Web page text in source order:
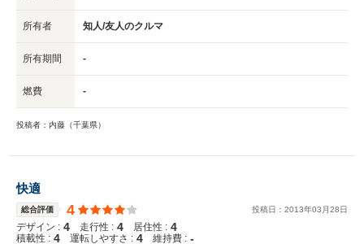
所有者 知人/友人のクルマ
所有期間 -
燃費 -
投稿者：内藤（千葉県）
快適
総合評価 4 投稿日： 2013年03 月28日
デザイン : 4 走行性 : 4 居住性 : 4
積載性 : 4 運転しやすさ : 4 維持費 : -